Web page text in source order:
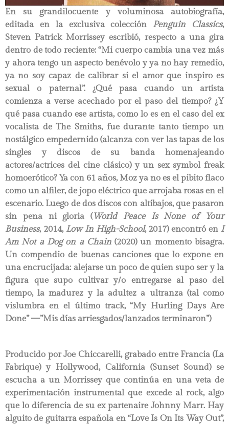
En su grandilocuente y voluminosa autobiografía,
editada en la exclusiva colección Penguin Classics,
Steven Patrick Morrissey escribió, respecto a una gira
dentro de todo reciente: “Mi cuerpo cambia una vez más
y ahora tengo un aspecto benévolo y ya no hay remedio,
ya no soy capaz de calibrar si el amor que inspiro es
sexual o paternal”. ¿Qué pasa cuando un artista
comienza a verse acechado por el paso del tiempo? ¿Y
qué pasa cuando ese artista, como lo es en el caso del ex
vocalista de The Smiths, fue durante tanto tiempo un
nostálgico empedernido (alcanza con ver las tapas de los
singles y discos de su banda homenajeando
actores/actrices del cine clásico) y un sex symbol freak
homoerótico? Ya con 61 años, Moz ya no es el pibito flaco
como un alfiler, de jopo eléctrico que arrojaba rosas en el
escenario. Luego de dos discos con altibajos, que pasaron
sin pena ni gloria (World Peace Is None of Your
Business, 2014, Low In High-School, 2017) encontró en I
Am Not a Dog on a Chain(2020) un momento bisagra.
Un compendio de buenas canciones que lo expone en
una encrucijada: alejarse un poco de quien supo ser y la
figura que supo cultivar y/o entregarse al paso del
tiempo, la madurez y la adultez a ultranza (tal como
vislumbra en el último track, “My Hurling Days Are
Done” —”Mis días arriesgados/lanzados terminaron”)
Producido por Joe Chiccarelli, grabado entre Francia (La
Fabrique) y Hollywood, California (Sunset Sound) se
escucha a un Morrissey que continúa en una veta de
experimentación instrumental que excede al rock, algo
que lo diferencia de su ex partenaire Johnny Marr. Hay
alguito de guitarra española en “Love Is On Its Way Out”,